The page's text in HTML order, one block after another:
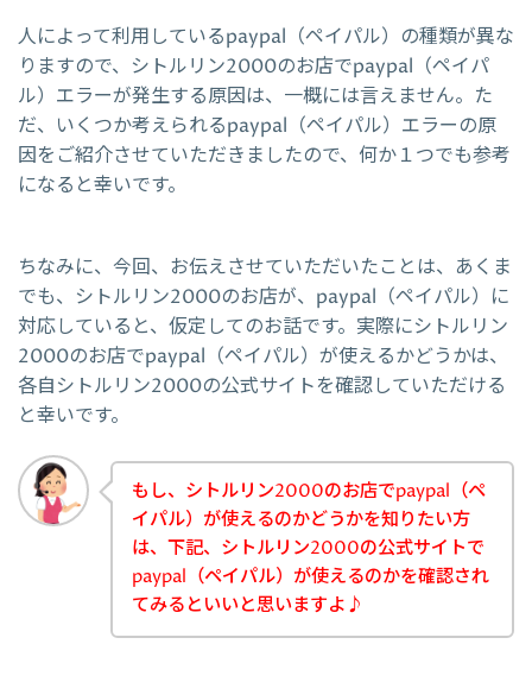
人によって利用しているpaypal（ペイパル）の種類が異な
りますので、シトルリン2000のお店でpaypal（ペイパ
ル）エラーが発生する原因は、一概には言えません。た
だ、いくつか考えられるpaypal（ペイパル）エラーの原
因をご紹介させていただきましたので、何か１つでも参考
になると幸いです。
ちなみに、今回、お伝えさせていただいたことは、あくま
でも、シトルリン2000のお店が、paypal（ペイパル）に
対応していると、仮定してのお話です。実際にシトルリン
2000のお店でpaypal（ペイパル）が使えるかどうかは、
各自シトルリン2000の公式サイトを確認していただける
と幸いです。
もし、シトルリン2000のお店でpaypal（ペ
イパル）が使えるのかどうかを知りたい方
は、下記、シトルリン2000の公式サイトで
paypal（ペイパル）が使えるのかを確認され
てみるといいと思いますよ♪